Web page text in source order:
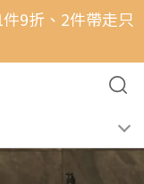
9折、2件帶走只